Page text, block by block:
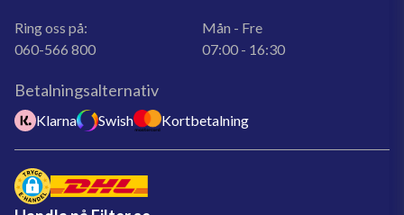
Ring oss på:
060-566 800
Mån - Fre
07:00 - 16:30
Betalningsalternativ
Klarna Swish Kortbetalning